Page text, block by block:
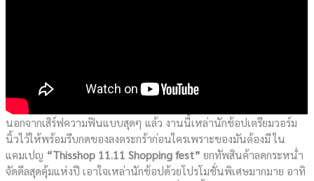
นอกจากเสิร์ฟความฟินแบบสุดๆ แล้ว งานนี้เหล่านักช้อปเตรียมวอร์ม
นิ้วไว้ให้พร้อมรีบกดของลงตระกร้าก่อนใครเพราะของมันต้องมี ใน
แคมเปญ “Thisshop 11.11 Shopping fest”ยกทัพสินค้าลดกระหน่ำ
จัดดีลสุดคุ้มแห่งปี เอาใจเหล่านักช้อปด้วยโปรโมชั่นพิเศษมากมาย อาทิ